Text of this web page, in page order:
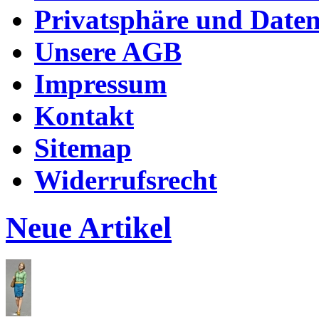
Privatsphäre und
Unsere AGB
Impressum
Kontakt
Sitemap
Widerrufsrecht
Neue Artikel